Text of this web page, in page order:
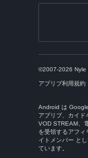
©2007-2026 Nyle
アプリブ利用規約
Android は
アプリブ、カイド
VOD STREAM、
を受領するアフ
イトメンバー と
ています。